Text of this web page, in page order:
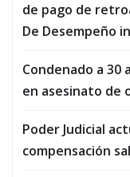
de pago de
De Desempeño
Condenado a 30
en asesinato de
Poder Judicial
compensación